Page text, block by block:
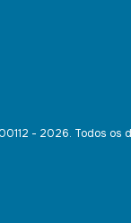
- 2026. Todos os